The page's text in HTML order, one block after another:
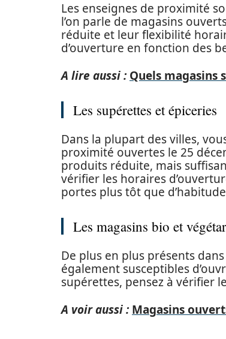
Les enseignes de proximité
l’on parle de magasins
réduite et leur flexibilité
d’ouverture en fonction des
A lire aussi : Quels magasins
Les supérettes et épiceries
Dans la plupart des villes,
proximité ouvertes le 25
produits réduite, mais
vérifier les horaires
portes plus tôt que
Les magasins bio et
De plus en plus présents
également susceptibles
supérettes, pensez à vérifier
A voir aussi : Magasins